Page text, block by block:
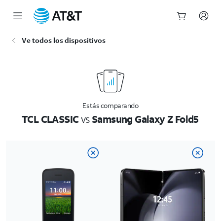
Ve todos los dispositivos
Estás comparando
TCL CLASSICvsSamsung Galaxy Z Fold5